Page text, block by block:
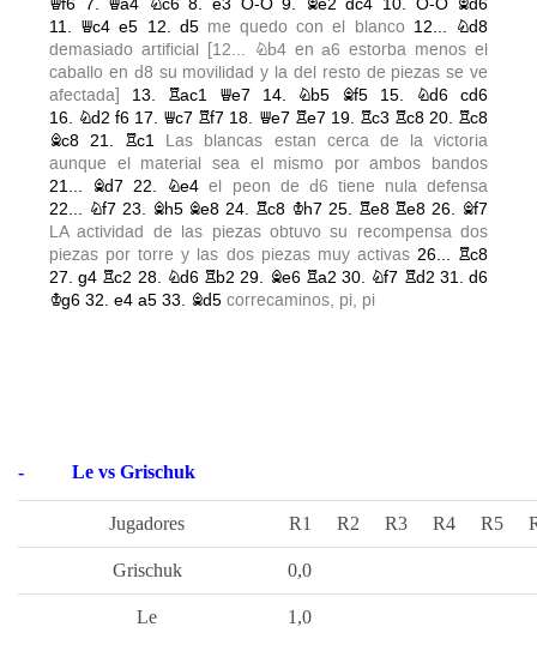
- Le vs Grischuk
Jugadores R1 R2 R3 R4 R5
Grischuk 0,0
Le 1,0